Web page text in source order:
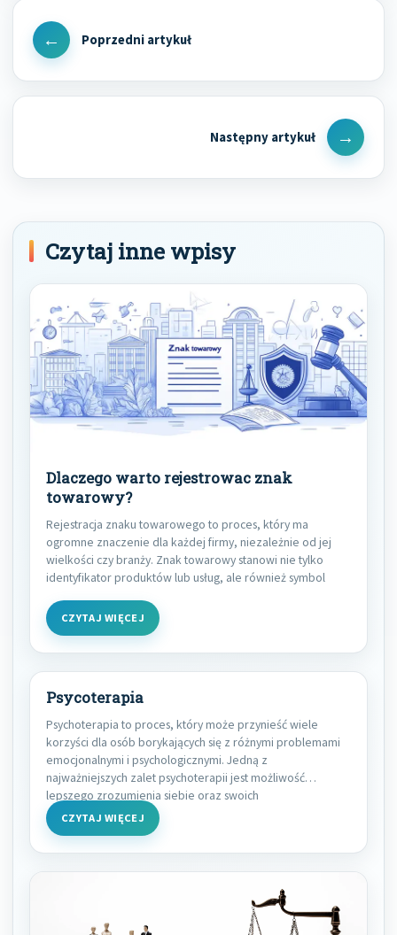
Nawigacja
wpisu
Previous
Next
Post
Czytaj inne wpisy
Dlaczego warto rejestrowac znak
towarowy?
Rejestracja znaku towarowego to proces, który ma
ogromne znaczenie dla każdej firmy, niezależnie od jej
wielkości czy branży. Znak towarowy stanowi nie tylko
identyfikator produktów lub usług, ale również symbol
CZYTAJ WIĘCEJ
Psycoterapia
Psychoterapia to proces, który może przynieść wiele
korzyści dla osób borykających się z różnymi problemami
emocjonalnymi i psychologicznymi. Jedną z
najważniejszych zalet psychoterapii jest możliwość
lepszego zrozumienia siebie oraz swoich
CZYTAJ WIĘCEJ